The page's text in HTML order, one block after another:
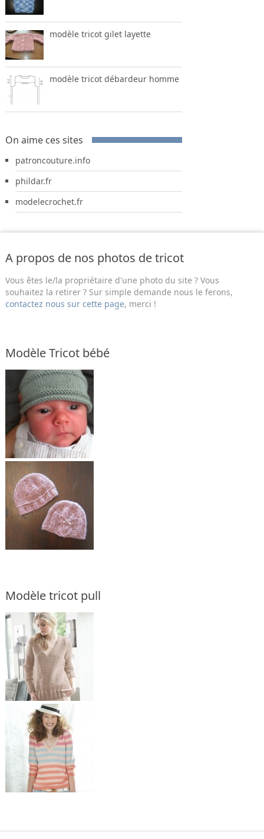
modèle tricot gilet layette
modèle tricot débardeur homme
On aime ces sites
patroncouture.info
phildar.fr
modelecrochet.fr
A propos de nos photos de tricot
Vous êtes le/la propriétaire d'une photo du site ? Vous
souhaitez la retirer ? Sur simple demande nous le ferons,
contactez nous sur cette page, merci !
Modèle Tricot bébé
Modèle tricot pull